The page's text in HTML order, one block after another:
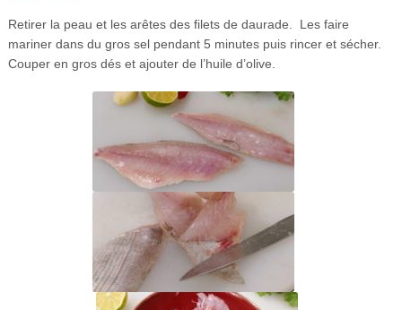
Retirer la peau et les arêtes des filets de daurade. Les faire
mariner dans du gros sel pendant 5 minutes puis rincer et sécher.
Couper en gros dés et ajouter de l’huile d’olive.